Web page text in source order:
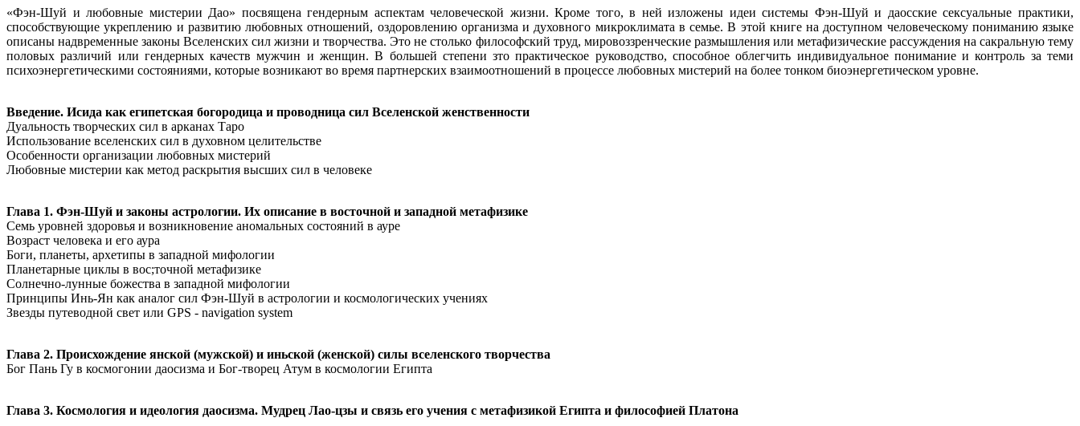
«Фэн-Шуй и любовные мистерии Дао» посвящена гендерным аспектам человеческой жизни. Кроме того, в ней из­ложены идеи системы Фэн-Шуй и даосские сексуальные практики,
способствующие укреплению и развитию любовных отношений, оздоровлению организма и духовного микроклимата в семье. В этой книге на доступном человеческому пониманию языке
описаны надвременные законы Вселенских сил жизни и творчества. Это не столько философский труд, мировоззренческие размышления или метафизические рассуждения на сакральную тему
половых различий или гендерных качеств мужчин и женщин. В большей степени зто практическое руководство, способное облегчить инди­видуальное понимание и контроль за теми
психоэнергетическими состояниями, которые возникают во время пар­тнерских взаимоотношений в процессе любовных мистерий на более тонком биоэнергетическом уровне.
Введение. Исида как египетская богородица и проводница сил Вселенской женственности
Дуальность творческих сил в арканах Таро
Использование вселенских сил в духовном целительстве
Особенности организации любовных мистерий
Любовные мистерии как метод раскрытия высших сил в человеке
Глава 1. Фэн-Шуй и законы астрологии. Их описание в восточной и западной метафизике
Семь уровней здоровья и возникновение аномальных состояний в ауре
Возраст человека и его аура
Боги, планеты, архетипы в западной мифологии
Планетарные циклы в вос;точной метафизике
Солнечно-лунные божества в западной мифологии
Принципы Инь-Ян как аналог сил Фэн-Шуй в астрологии и космологических учениях
Звезды путеводной свет или GPS - navigation system
Глава 2. Происхождение янской (мужской) и иньской (женской) силы вселенского творчества
Бог Пань Гу в космогонии даосизма и Бог-творец Атум в космологии Египта
Глава 3. Космология и идеология даосизма. Мудрец Лао-цзы и связь его учения с метафизикой Египта и философией Платона